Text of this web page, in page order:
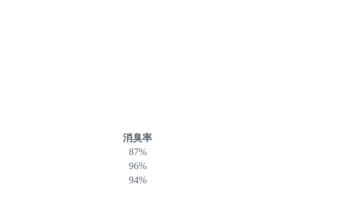
消臭率
87%
96%
94%